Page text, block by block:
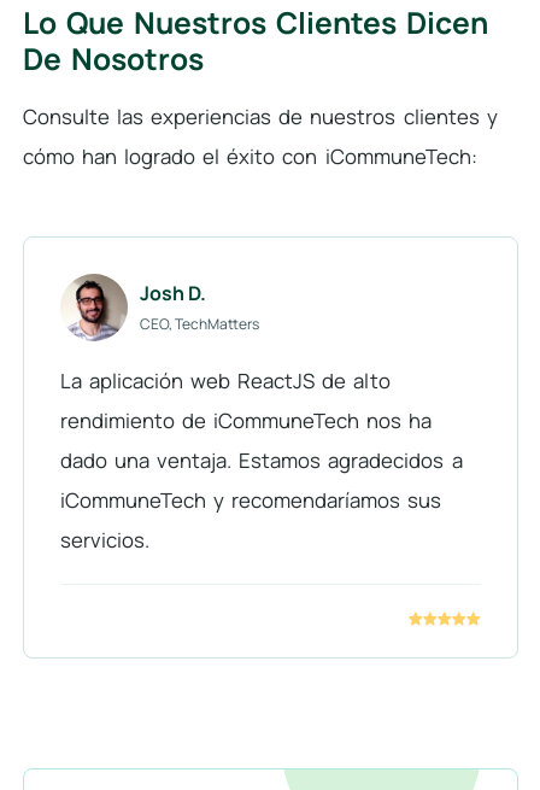
Lo Que Nuestros Clientes Dicen
De Nosotros
Consulte las experiencias de nuestros clientes y
cómo han logrado el éxito con iCommuneTech:
Josh D.
CEO, TechMatters
La aplicación web ReactJS de alto
rendimiento de iCommuneTech nos ha
dado una ventaja. Estamos agradecidos a
iCommuneTech y recomendaríamos sus
servicios.